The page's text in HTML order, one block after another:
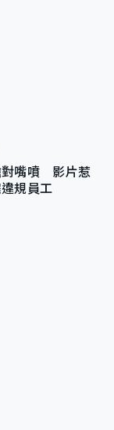
對嘴噴 影片惹
規員工